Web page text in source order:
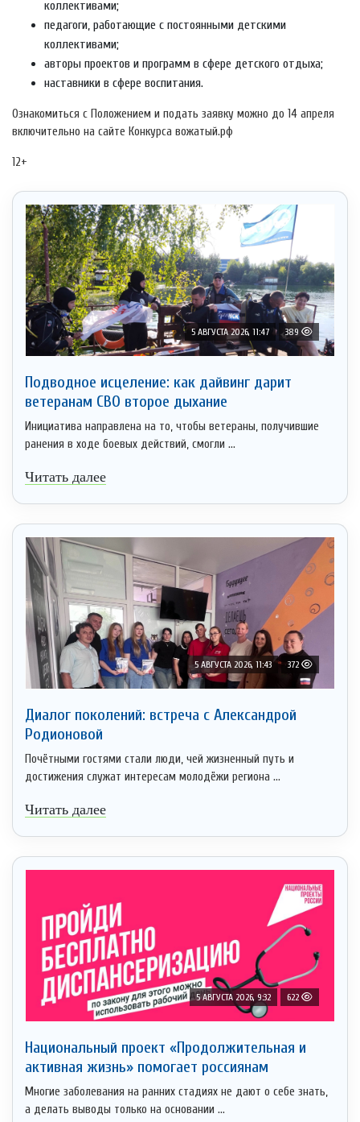
коллективами;
педагоги, работающие с постоянными детскими
коллективами;
авторы проектов и программ в сфере детского отдыха;
наставники в сфере воспитания.
Ознакомиться с Положением и подать заявку можно до 14 апреля
включительно на сайте Конкурса вожатый.рф
12+
5 АВГУСТА 2026, 11:47 389
Подводное исцеление: как дайвинг дарит
ветеранам СВО второе дыхание
Инициатива направлена на то, чтобы ветераны, получившие
ранения в ходе боевых действий, смогли ...
Читать далее
5 АВГУСТА 2026, 11:43 372
Диалог поколений: встреча с Александрой
Родионовой
Почётными гостями стали люди, чей жизненный путь и
достижения служат интересам молодёжи региона ...
Читать далее
5 АВГУСТА 2026, 9:32 622
Национальный проект «Продолжительная и
активная жизнь» помогает россиянам
Многие заболевания на ранних стадиях не дают о себе знать,
а делать выводы только на основании ...